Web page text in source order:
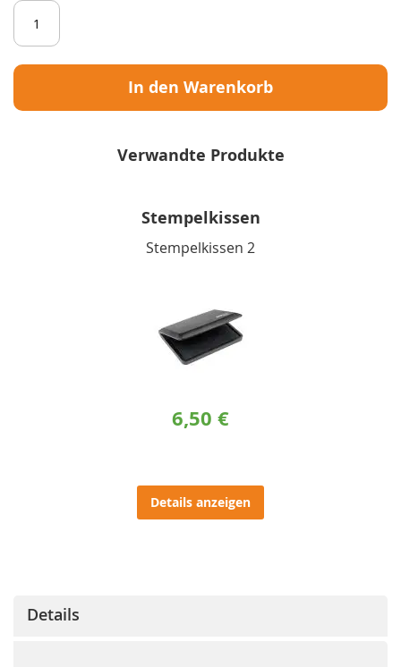
In den Warenkorb
Verwandte Produkte
Stempelkissen
Stempelkissen 2
6,50 €
Details anzeigen
Details